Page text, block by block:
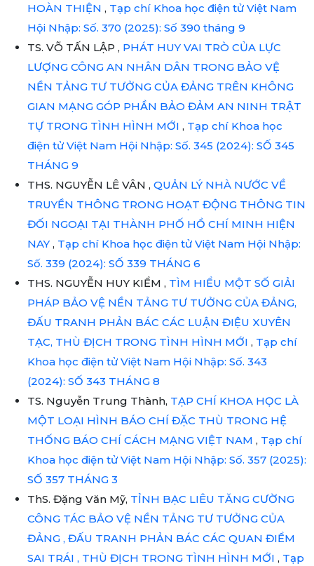
HOÀN THIỆN , Tạp chí Khoa học điện tử Việt Nam
Hội Nhập: Số. 370 (2025): Số 390 tháng 9
TS. VÕ TẤN LẬP , PHÁT HUY VAI TRÒ CỦA LỰC
LƯỢNG CÔNG AN NHÂN DÂN TRONG BẢO VỆ
NỀN TẢNG TƯ TƯỞNG CỦA ĐẢNG TRÊN KHÔNG
GIAN MẠNG GÓP PHẦN BẢO ĐẢM AN NINH TRẬT
TỰ TRONG TÌNH HÌNH MỚI , Tạp chí Khoa học
điện tử Việt Nam Hội Nhập: Số. 345 (2024): SỐ 345
THÁNG 9
THS. NGUYỄN LÊ VÂN , QUẢN LÝ NHÀ NƯỚC VỀ
TRUYỀN THÔNG TRONG HOẠT ĐỘNG THÔNG TIN
ĐỐI NGOẠI TẠI THÀNH PHỐ HỒ CHÍ MINH HIỆN
NAY , Tạp chí Khoa học điện tử Việt Nam Hội Nhập:
Số. 339 (2024): SỐ 339 THÁNG 6
THS. NGUYỄN HUY KIỂM , TÌM HIỂU MỘT SỐ GIẢI
PHÁP BẢO VỆ NỀN TẢNG TƯ TƯỞNG CỦA ĐẢNG,
ĐẤU TRANH PHẢN BÁC CÁC LUẬN ĐIỆU XUYÊN
TẠC, THÙ ĐỊCH TRONG TÌNH HÌNH MỚI , Tạp chí
Khoa học điện tử Việt Nam Hội Nhập: Số. 343
(2024): SỐ 343 THÁNG 8
TS. Nguyễn Trung Thành, TẠP CHÍ KHOA HỌC LÀ
MỘT LOẠI HÌNH BÁO CHÍ ĐẶC THÙ TRONG HỆ
THỐNG BÁO CHÍ CÁCH MẠNG VIỆT NAM , Tạp chí
Khoa học điện tử Việt Nam Hội Nhập: Số. 357 (2025):
SỐ 357 THÁNG 3
ThS. Đặng Văn Mỹ, TỈNH BẠC LIÊU TĂNG CƯỜNG
CÔNG TÁC BẢO VỆ NỀN TẢNG TƯ TƯỞNG CỦA
ĐẢNG , ĐẤU TRANH PHẢN BÁC CÁC QUAN ĐIỂM
SAI TRÁI , THÙ ĐỊCH TRONG TÌNH HÌNH MỚI , Tạp